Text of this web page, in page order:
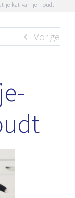
je-kat-van-je-houdt
Vorige